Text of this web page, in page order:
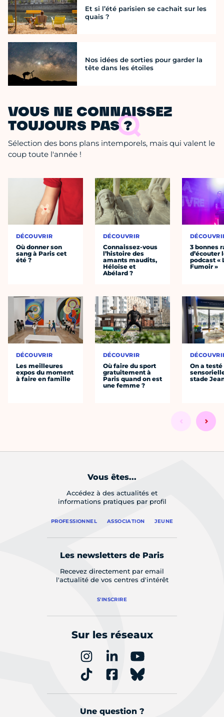
Et si l’été parisien se cachait sur les
quais ?
Nos idées de sorties pour garder la
tête dans les étoiles
VOUS NE CONNAISSEZ
TOUJOURS PAS ?
Sélection des bons plans intemporels, mais qui valent le
coup toute l'année !
DÉCOUVRIR
Où donner son
sang à Paris cet
été ?
DÉCOUVRIR
Les meilleures
expos du moment
à faire en famille
DÉCOUVRIR
Connaissez-vous
l’histoire des
amants maudits,
Héloïse et
Abélard ?
DÉCOUVRIR
Où faire du sport
gratuitement à
Paris quand on est
une femme ?
3 bonnes
d’écouter
podcast «
Fumoir »
On a
stade
Vous êtes...
Accédez à des actualités et
informations pratiques par profil
PROFESSIONNEL ASSOCIATION JEUNE
Les newsletters de Paris
Recevez directement par email
l'actualité de vos centres d'intérêt
S'INSCRIRE
Sur les réseaux
Une question ?